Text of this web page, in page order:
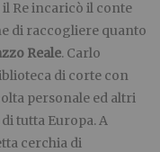
il Re incaricò il conte
di raccogliere quanto
Reale. Carlo
di corte con
personale ed altri
tutta Europa. A
cerchia di